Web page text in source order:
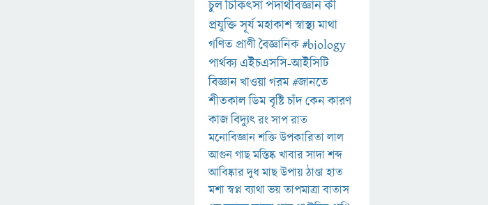
চুলচিকিৎসাপদার্থবিজ্ঞানকী
প্রযুক্তিসূর্যমহাকাশস্বাস্থ্যমাথা
গণিত প্রাণীবৈজ্ঞানিক#biology
পার্থক্য এইচএসসি-আইসিটি
বিজ্ঞানখাওয়াগরম#জানতে
শীতকালডিমবৃষ্টিচাঁদকেনকারণ
কাজবিদ্যুৎরংসাপরাত
মনোবিজ্ঞানশক্তিউপকারিতালাল
আগুনগাছমস্তিষ্কখাবারসাদাশব্দ
আবিষ্কারদুধমাছউপায়ঠাণ্ডাহাত
মশাস্বপ্নব্যাথাভয়তাপমাত্রাবাতাস